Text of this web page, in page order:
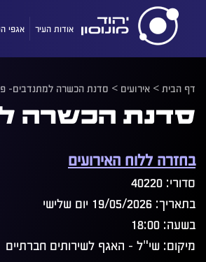
אודות העיר אגפי
דף הבית> אירועים > סדנת הכשרה למתנדבים-
סדנת הכשרה
בחזרה ללוח האירועים
סדורי: 40220
בתאריך: 19/05/2026 יום שלישי
בשעה: 18:00
מיקום: שי"ל - האגף לשירותים חברתיים